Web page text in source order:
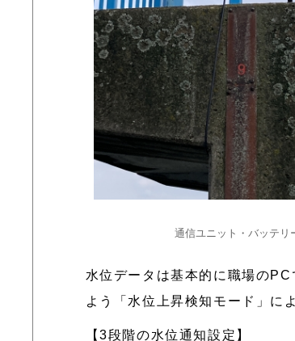
通信ユニット・バッテリ
水位データは基本的に職場の
よう「水位上昇検知モード」に
【3段階の水位通知設定】